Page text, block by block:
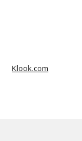
Klook.com